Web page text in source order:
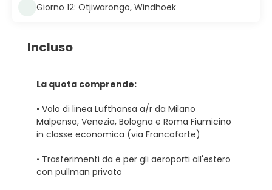
Giorno 12: Otjiwarongo, Windhoek
Incluso
La quota comprende:
• Volo di linea Lufthansa a/r da Milano
Malpensa, Venezia, Bologna e Roma Fiumicino
in classe economica (via Francoforte)
• Trasferimenti da e per gli aeroporti all'estero
con pullman privato